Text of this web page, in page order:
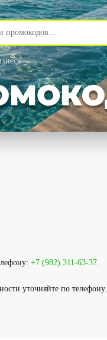
+7 (982) 311-63-37.
уточняйте по телефону.